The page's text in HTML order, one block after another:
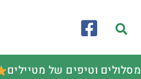
מסלולים וטיפים של מטיילים